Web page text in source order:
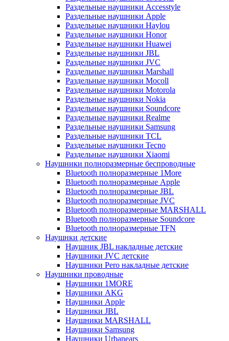
Раздельные наушники Accesstyle
Раздельные наушники Apple
Раздельные наушники Haylou
Раздельные наушники Honor
Раздельные наушники Huawei
Раздельные наушники JBL
Раздельные наушники JVC
Раздельные наушники Marshall
Раздельные наушники Mocoll
Раздельные наушники Motorola
Раздельные наушники Nokia
Раздельные наушники Soundcore
Раздельные наушники Realme
Раздельные наушники Samsung
Раздельные наушники TCL
Раздельные наушники Tecno
Раздельные наушники Xiaomi
Наушники полноразмерные беспроводные
Bluetooth полноразмерные 1More
Bluetooth полноразмерные Apple
Bluetooth полноразмерные JBL
Bluetooth полноразмерные JVC
Bluetooth полноразмерные MARSHALL
Bluetooth полноразмерные Soundcore
Bluetooth полноразмерные TFN
Наушнки детские
Наушник JBL накладные детские
Наушники JVC детские
Наушники Pero накладные детские
Наушники проводные
Наушники 1MORE
Наушники AKG
Наушники Apple
Наушники JBL
Наушники MARSHALL
Наушники Samsung
Наушники Urbanears